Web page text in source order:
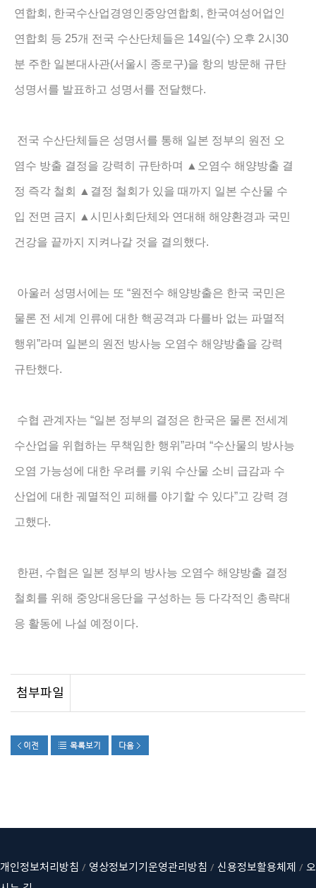
연합회 한국수산업경영인중앙연합회 한국여성어업인
연합회 등 25개 전국 수산단체들은 14일(수) 오후 2시 30
분 주한 일본대사관(서울시 종로구)을 항의 방문해 규탄
성명서를 발표하고 성명서를 전달했다
전국 수산단체들은 성명서를 통해 일본 정부의 원전 오
염수 방출 결정을 강력히 규탄하며 ▲ 오염수 해양방출 결
정 즉각 철회 ▲ 결정 철회가 있을 때까지 일본 수산물 수
입 전면 금지 ▲ 시민사회단체와 연대해 해양환경과 국민
건강을 끝까지 지켜나갈 것을 결의했다
아울러 성명서에는 또 “원전수 해양방출은 한국 국민은
물론 전 세계 인류에 대한 핵공격과 다를바 없는 파멸적
행위 ”라며 일본의 원전 방사능 오염수 해양방출을 강력
규탄했다
수협 관계자는 “일본 정부의 결정은 한국은 물론 전세계
수산업을 위협하는 무책임한 행위 ”라며 “수산물의 방사능
오염 가능성에 대한 우려를 키워 수산물 소비 급감과 수
산업에 대한 궤멸적인 피해를 야기할 수 있다”고 강력 경
고했다
한편 수협은 일본 정부의 방사능 오염수 해양방출 결정
철회를 위해 중앙대응단을 구성하는 등 다각적인 총략대
응 활동에 나설 예정이다.
첨부파일
개인정보처리방침 / 영상정보기기운영관리방침 / 신용정보활용체제 / 오